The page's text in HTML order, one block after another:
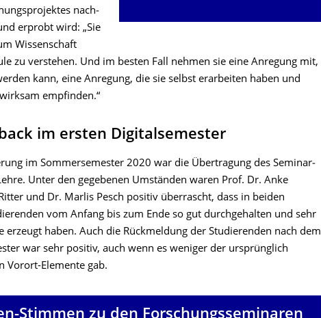
nach­
erprobt wird: „Sie
Wissenschaft
zu verstehen. Und im besten Fall nehmen sie eine Anregung mit,
kann, eine Anregung, die sie selbst erarbeiten haben und
empfinden.“
im ersten Digitalsemester
im Sommer­semester 2020 war die Übertragung des Seminar­
Unter den gegebenen Umständen waren Prof. Dr. Anke
und Dr. Marlis Pesch positiv überrascht, dass in beiden
vom Anfang bis zum Ende so gut durchgehalten und sehr
erzeugt haben. Auch die Rückmeldung der Studierenden nach dem
war sehr positiv, auch wenn es weniger der ursprünglich
Vorort-Elemente gab.
Stimmen zu den Forschungssemi­naren